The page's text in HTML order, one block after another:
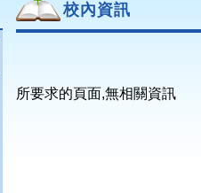
校內資訊
所要求的頁面,無相關資訊